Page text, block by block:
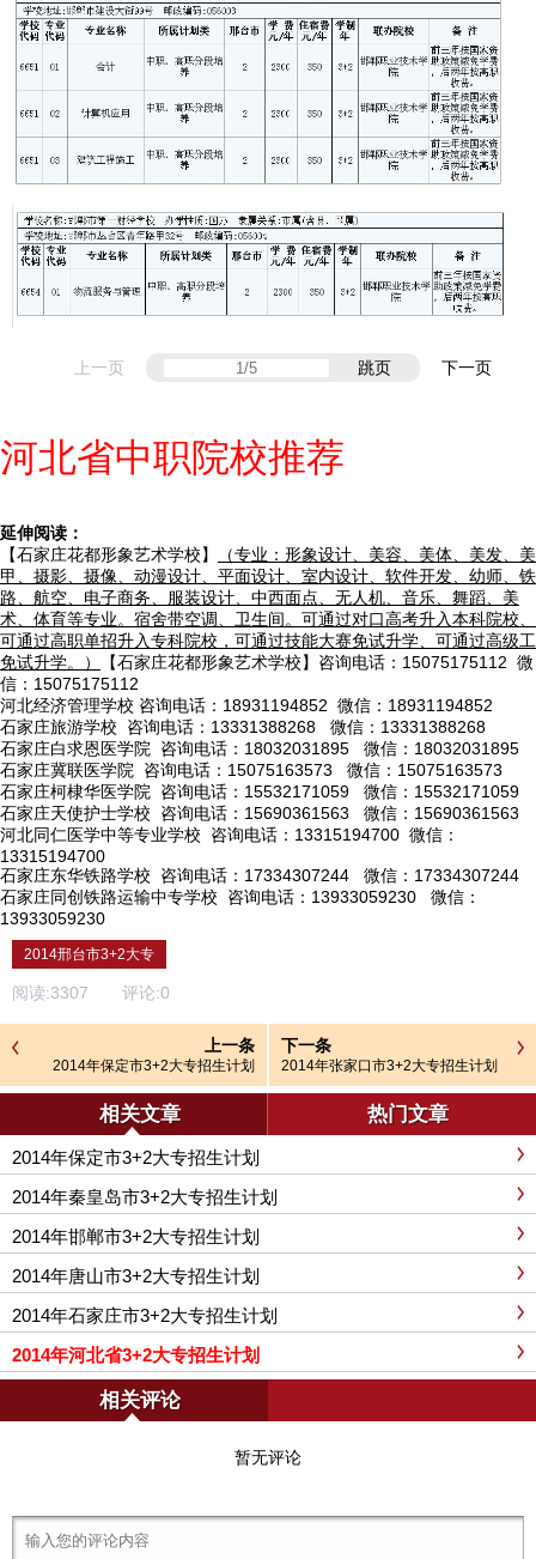
上一页 跳页 下一页
河北省中职院校推荐
延伸阅读：
【石家庄花都形象艺术学校】
（专业：形象设计、美容、美体、美发、美
甲、摄影、摄像、动漫设计、平面设计、室内设计、软件开发、幼师、铁
路、航空、电子商务、服装设计、中西面点、无人机、音乐、舞蹈、美
术、体育等专业。宿舍带空调、卫生间。可通过对口高考升入本科院校、
可通过高职单招升入专科院校，可通过技能大赛免试升学、可通过高级工
免试升学。）
【石家庄花都形象艺术学校】咨询电话：15075175112 微
信：15075175112
河北经济管理学校 咨询电话：18931194852 微信：18931194852
石家庄旅游学校 咨询电话：13331388268 微信：13331388268
石家庄白求恩医学院 咨询电话：18032031895 微信：18032031895
石家庄冀联医学院 咨询电话：15075163573 微信：15075163573
石家庄柯棣华医学院 咨询电话：15532171059 微信：15532171059
石家庄天使护士学校 咨询电话：15690361563 微信：15690361563
河北同仁医学中等专业学校 咨询电话：13315194700 微信：
13315194700
石家庄东华铁路学校 咨询电话：17334307244 微信：17334307244
石家庄同创铁路运输中专学校 咨询电话：13933059230 微信：
13933059230
2014邢台市3+2大专
阅读:3307 评论:0
上一条
2014年保定市3+2大专招生计划
下一条
2014年张家口市3+2大专招生计划
相关文章 热门文章
2014年保定市3+2大专招生计划
2014年秦皇岛市3+2大专招生计划
2014年邯郸市3+2大专招生计划
2014年唐山市3+2大专招生计划
2014年石家庄市3+2大专招生计划
2014年河北省3+2大专招生计划
相关评论
暂无评论